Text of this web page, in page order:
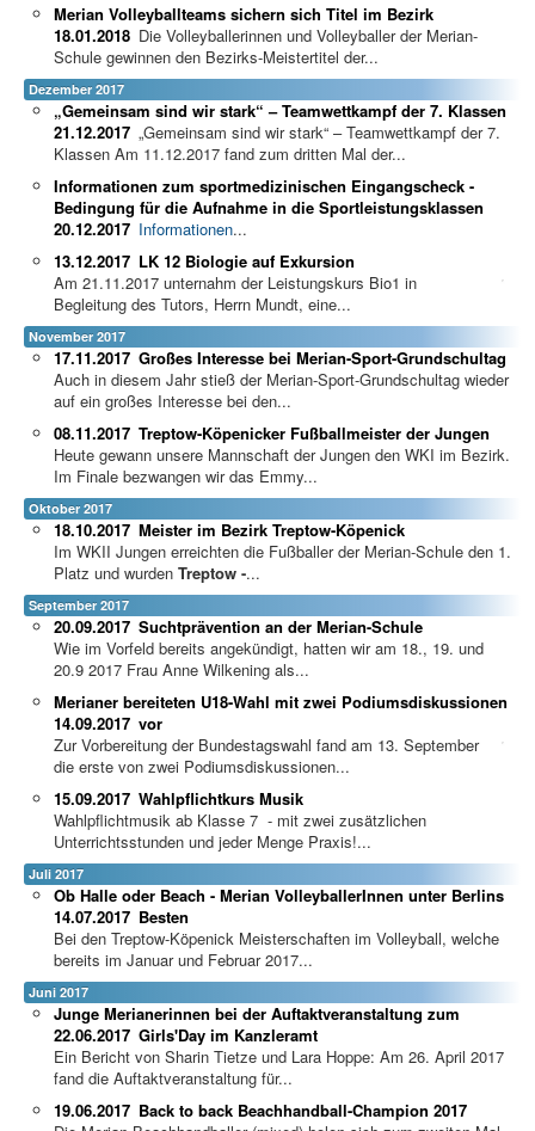
Merian Volleyballteams sichern sich Titel im Bezirk
18.01.2018 Die Volleyballerinnen und Volleyballer der Merian-
Schule gewinnen den Bezirks-Meistertitel der...
Dezember 2017
„Gemeinsam sind wir stark“ – Teamwettkampf der 7. Klassen
21.12.2017 „Gemeinsam sind wir stark“ – Teamwettkampf der 7.
Klassen Am 11.12.2017 fand zum dritten Mal der...
Informationen zum sportmedizinischen Eingangscheck -
Bedingung für die Aufnahme in die Sportleistungsklassen
20.12.2017 Informationen...
LK 12 Biologie auf Exkursion
13.12.2017
Am 21.11.2017 unternahm der Leistungskurs Bio1 in
Begleitung des Tutors, Herrn Mundt, eine...
November 2017
Großes Interesse bei Merian-Sport-Grundschultag
17.11.2017
Auch in diesem Jahr stieß der Merian-Sport-Grundschultag wieder
auf ein großes Interesse bei den...
Treptow-Köpenicker Fußballmeister der Jungen
08.11.2017
Heute gewann unsere Mannschaft der Jungen den WKI im Bezirk.
Im Finale bezwangen wir das Emmy...
Oktober 2017
Meister im Bezirk Treptow-Köpenick
18.10.2017
Im WKII Jungen erreichten die Fußballer der Merian-Schule den 1.
Platz und wurden Treptow -...
September 2017
Suchtprävention an der Merian-Schule
20.09.2017
Wie im Vorfeld bereits angekündigt, hatten wir am 18., 19. und
20.9 2017 Frau Anne Wilkening als...
Merianer bereiteten U18-Wahl mit zwei Podiumsdiskussionen
vor
14.09.2017
Zur Vorbereitung der Bundestagswahl fand am 13. September
die erste von zwei Podiumsdiskussionen...
Wahlpflichtkurs Musik
15.09.2017
Wahlpflichtmusik ab Klasse 7 - mit zwei zusätzlichen
Unterrichtsstunden und jeder Menge Praxis!...
Juli 2017
Ob Halle oder Beach - Merian VolleyballerInnen unter Berlins
Besten
14.07.2017
Bei den Treptow-Köpenick Meisterschaften im Volleyball, welche
bereits im Januar und Februar 2017...
Juni 2017
Junge Merianerinnen bei der Auftaktveranstaltung zum
Girls'Day im Kanzleramt
22.06.2017
Ein Bericht von Sharin Tietze und Lara Hoppe: Am 26. April 2017
fand die Auftaktveranstaltung für...
Back to back Beachhandball-Champion 2017
19.06.2017